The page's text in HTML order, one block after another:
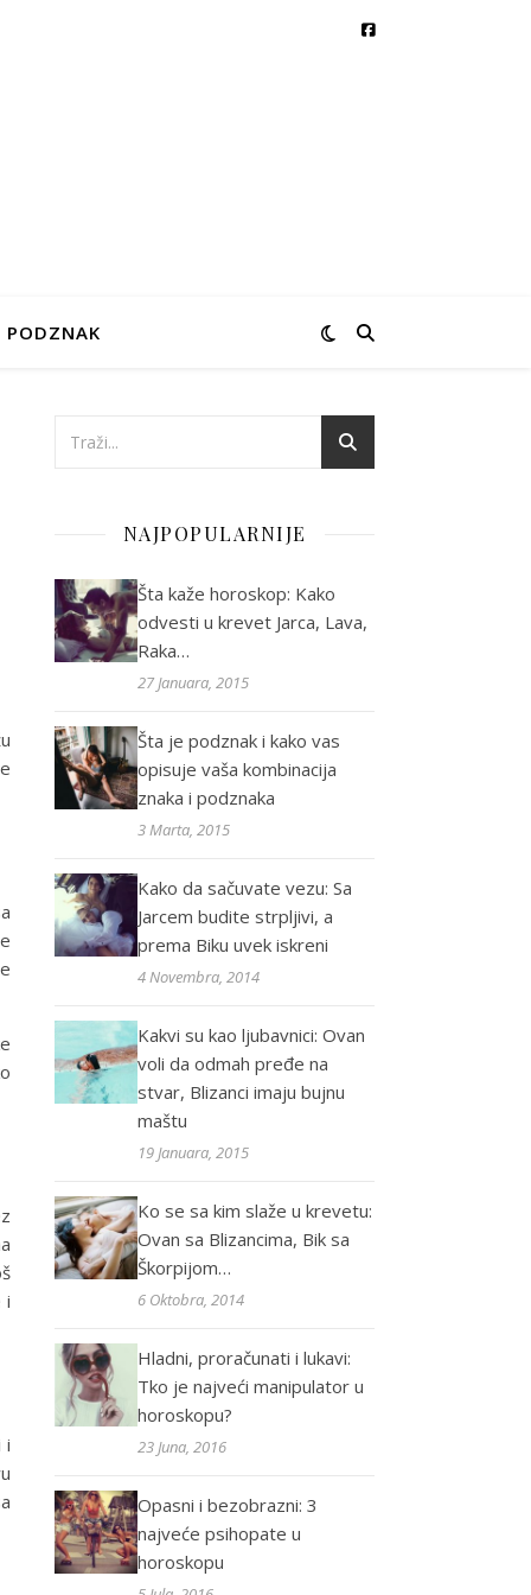
PODZNAK
i
i
NAJPOPULARNIJE
Šta kaže horoskop: Kako
odvesti u krevet Jarca, Lava,
Raka…
27 Januara, 2015
Šta je podznak i kako vas
opisuje vaša kombinacija
znaka i podznaka
3 Marta, 2015
Kako da sačuvate vezu: Sa
Jarcem budite strpljivi, a
prema Biku uvek iskreni
4 Novembra, 2014
Kakvi su kao ljubavnici: Ovan
voli da odmah pređe na
stvar, Blizanci imaju bujnu
maštu
19 Januara, 2015
Ko se sa kim slaže u krevetu:
Ovan sa Blizancima, Bik sa
Škorpijom…
6 Oktobra, 2014
Hladni, proračunati i lukavi:
Tko je najveći manipulator u
horoskopu?
23 Juna, 2016
Opasni i bezobrazni: 3
najveće psihopate u
horoskopu